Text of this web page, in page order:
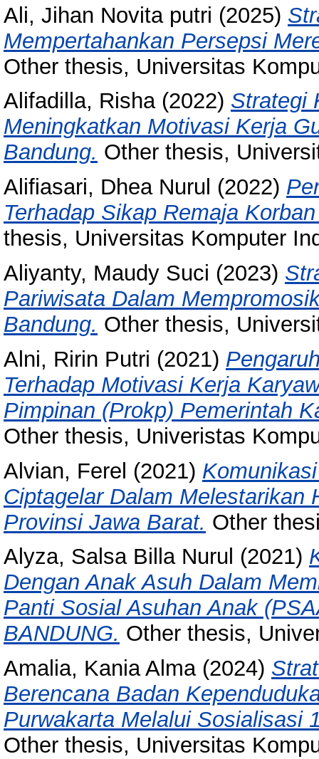
Ali, Jihan Novita putri (2025)
Mempertahankan Persepsi
Other thesis, Universitas
Alifadilla, Risha(2022) Strategi
Meningkatkan Motivasi Kerja
Bandung. Other thesis,
Alifiasari, Dhea Nurul (2022)
Terhadap Sikap Remaja
thesis, Universitas Komputer
Aliyanty, Maudy Suci (2023)
Pariwisata Dalam
Bandung. Other thesis,
Alni, Ririn Putri (2021)
Terhadap Motivasi Kerja
Pimpinan (Prokp) Pemerintah
Other thesis, Univeristas
Alvian, Ferel (2021)
Ciptagelar Dalam Melestarikan
Provinsi Jawa Barat. Other
Alyza, Salsa Billa Nurul (2021)
Dengan Anak Asuh Dalam
Panti Sosial Asuhan Anak
BANDUNG. Other thesis,
Amalia, Kania Alma(2024)
Berencana Badan
Purwakarta Melalui Sosialisasi
Other thesis, Universitas